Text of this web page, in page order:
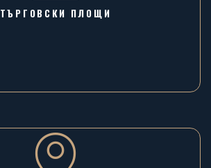
ТЪРГОВСКИ ПЛОЩИ